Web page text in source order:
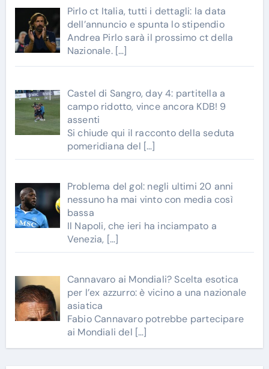
Pirlo ct Italia, tutti i dettagli: la data
dell’annuncio e spunta lo stipendio
Andrea Pirlo sarà il prossimo ct della
Nazionale. […]
Castel di Sangro, day 4: partitella a
campo ridotto, vince ancora KDB! 9
assenti
Si chiude qui il racconto della seduta
pomeridiana del […]
Problema del gol: negli ultimi 20 anni
nessuno ha mai vinto con media così
bassa
Il Napoli, che ieri ha inciampato a
Venezia, […]
Cannavaro ai Mondiali? Scelta esotica
per l’ex azzurro: è vicino a una nazionale
asiatica
Fabio Cannavaro potrebbe partecipare
ai Mondiali del […]